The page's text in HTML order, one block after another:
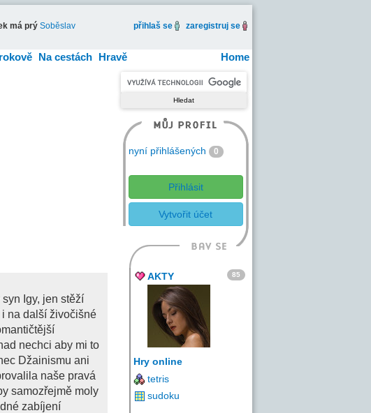
má prý Soběslav přihlaš se zaregistruj se
Home
Na cestách Hravě
Igy, jen stěží
i na další živočišné
nechci aby mi to
Džainismu ani
naše pravá
samozřejmě moly
zabíjení
nyní přihlášených 0
Přihlásit
Vytvořit účet
AKTY 85
Hry online
tetris
sudoku